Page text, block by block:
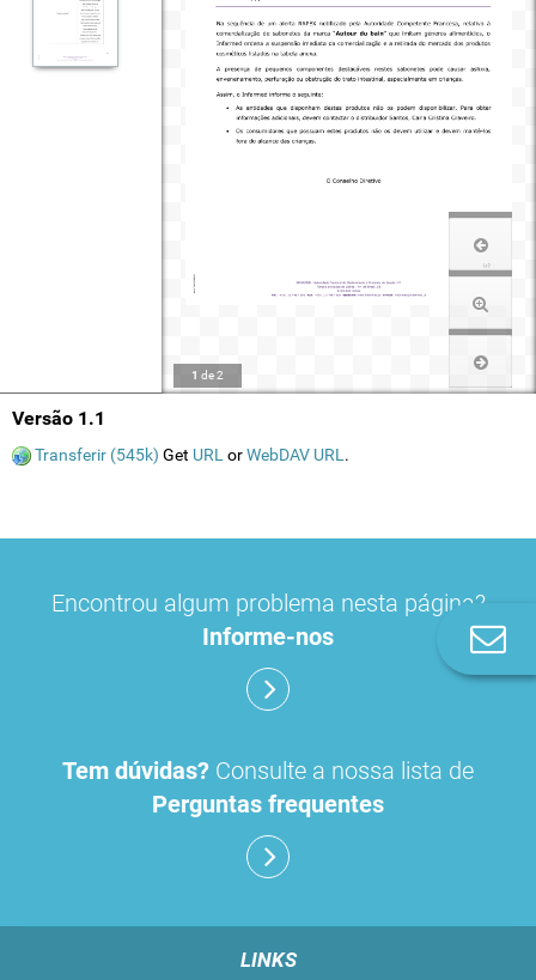
1 de2
Versão 1.1
Transferir (545k) Get URL orWebDAV URL .
Encontrou algum problema nesta página?
Informe-nos
Tem dúvidas? Consulte a nossa lista de
Perguntas frequentes
LINKS